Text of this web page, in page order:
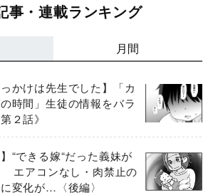
事・連載ランキング
月間
っかけは先生でした】「カ
時間」生徒の情報をバラ
２話》
“できる嫁“だった義妹が
エアコンなし・肉禁止の
変化が…〈後編〉